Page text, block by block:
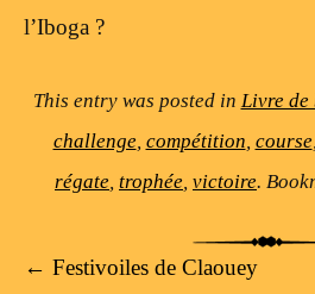
l’Iboga ?
This entry was posted in Livre de
challenge, compétition, course,
régate, trophée, victoire.
Post navigation
← Festivoiles de Claouey